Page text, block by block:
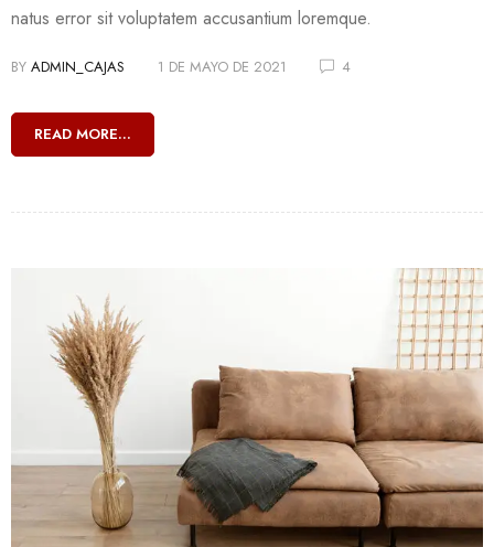
natus error sit voluptatem accusantium loremque.
BY ADMIN_CAJAS 1 DE MAYO DE 2021 4
READ MORE...